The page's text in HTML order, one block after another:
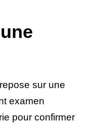
sur une
examen
pour confirmer